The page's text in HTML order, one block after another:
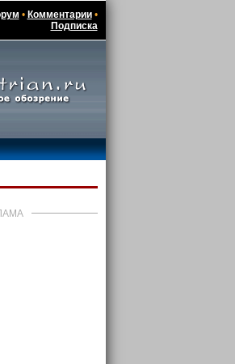
• Комментарии•
Подписка